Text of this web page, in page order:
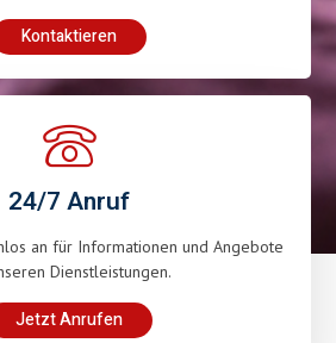
Kontaktieren
24/7 Anruf
an für Informationen und Angebote
Dienstleistungen.
Jetzt Anrufen